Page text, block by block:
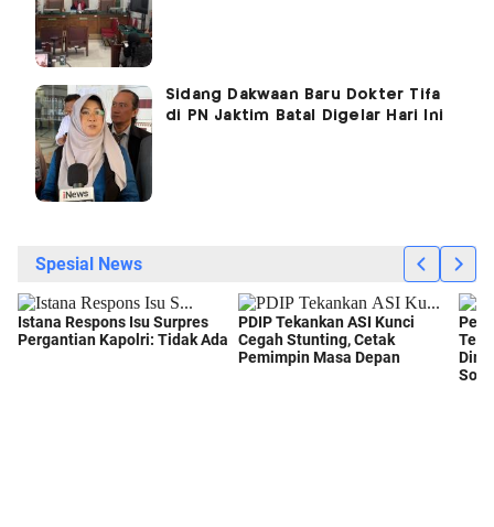
Sidang Dakwaan Baru Dokter Tifa
di PN Jaktim Batal Digelar Hari Ini